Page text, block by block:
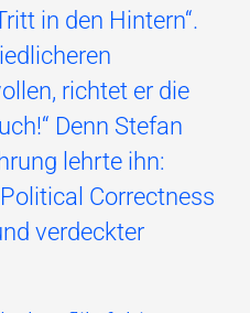
in den Hintern“.
richtet er die
Denn Stefan
lehrte ihn:
Correctness
verdeckter